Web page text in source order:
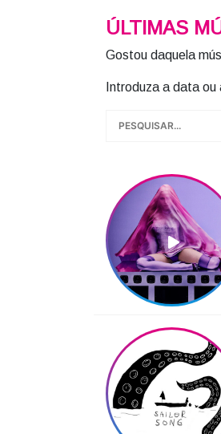
ÚLTIMAS
Gostou daquela
Introduza a data